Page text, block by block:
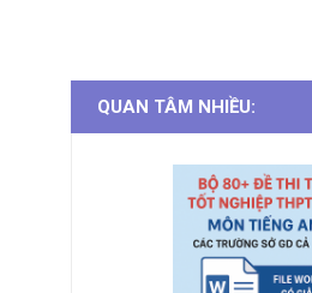
QUAN TÂM NHIỀU: